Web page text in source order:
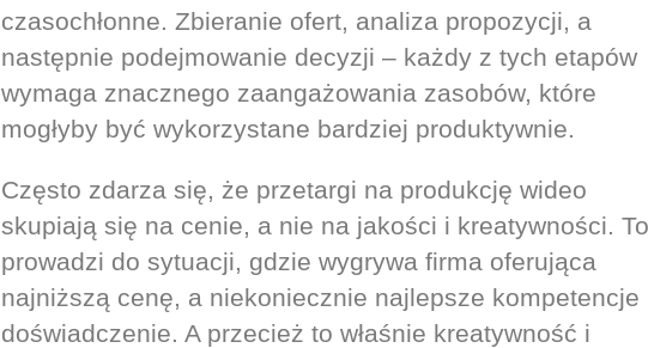
czasochłonne. Zbieranie ofert, analiza propozycji, a
następnie podejmowanie decyzji – każdy z tych etapów
wymaga znacznego zaangażowania zasobów, które
mogłyby być wykorzystane bardziej produktywnie.
Często zdarza się, że przetargi na produkcję wideo
skupiają się na cenie, a nie na jakości i kreatywności. To
prowadzi do sytuacji, gdzie wygrywa firma oferująca
najniższą cenę, a niekoniecznie najlepsze kompetencje
doświadczenie. A przecież to właśnie kreatywność i